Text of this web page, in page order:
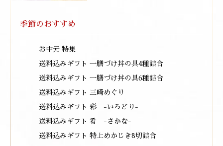
季節のおすすめ
お中元 特集
送料込みギフト 一膳づけ丼の具4種詰合
送料込みギフト 一膳づけ丼の具6種詰合
送料込みギフト 三崎めぐり
送料込みギフト 彩 -いろどり-
送料込みギフト 肴 -さかな-
送料込みギフト 特上めかじき8切詰合